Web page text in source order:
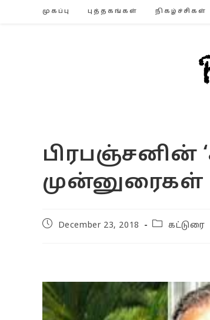
முகப்பு புத்தகங்கள் நிகழ்ச்சிகள்
பிரபஞ்சனின்
முன்னுரைகள்
PostDecember 23, 2018
Postகட்டுரை